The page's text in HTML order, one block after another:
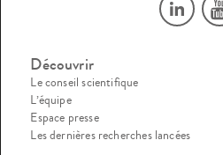
Découvrir
Le conseil scientifique
L’équipe
Espace presse
Les dernières recherches lancées